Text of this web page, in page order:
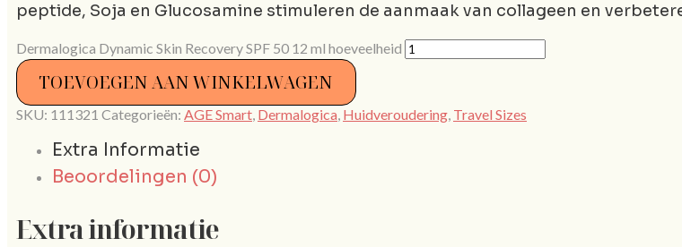
peptide, Soja en Glucosamine stimuleren de aanmaak van collageen en
Dermalogica Dynamic Skin Recovery SPF 50 12 ml hoeveelheid
TOEVOEGEN AAN WINKELWAGEN
SKU: 111321 Categorieën: AGE Smart, Dermalogica, Huidveroudering, Travel Sizes
Extra Informatie
Beoordelingen (0)
Extra informatie